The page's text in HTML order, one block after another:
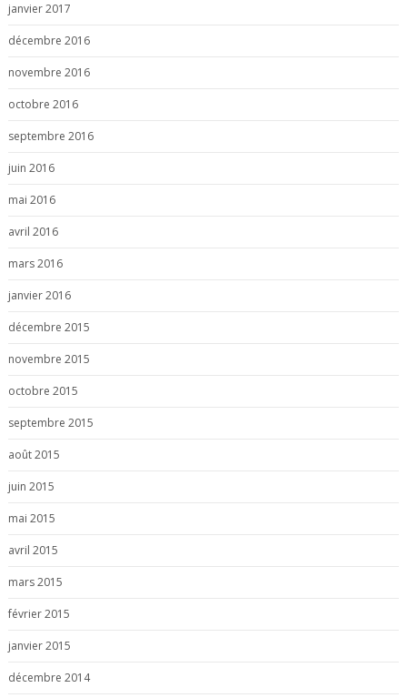
janvier 2017
décembre 2016
novembre 2016
octobre 2016
septembre 2016
juin 2016
mai 2016
avril 2016
mars 2016
janvier 2016
décembre 2015
novembre 2015
octobre 2015
septembre 2015
août 2015
juin 2015
mai 2015
avril 2015
mars 2015
février 2015
janvier 2015
décembre 2014